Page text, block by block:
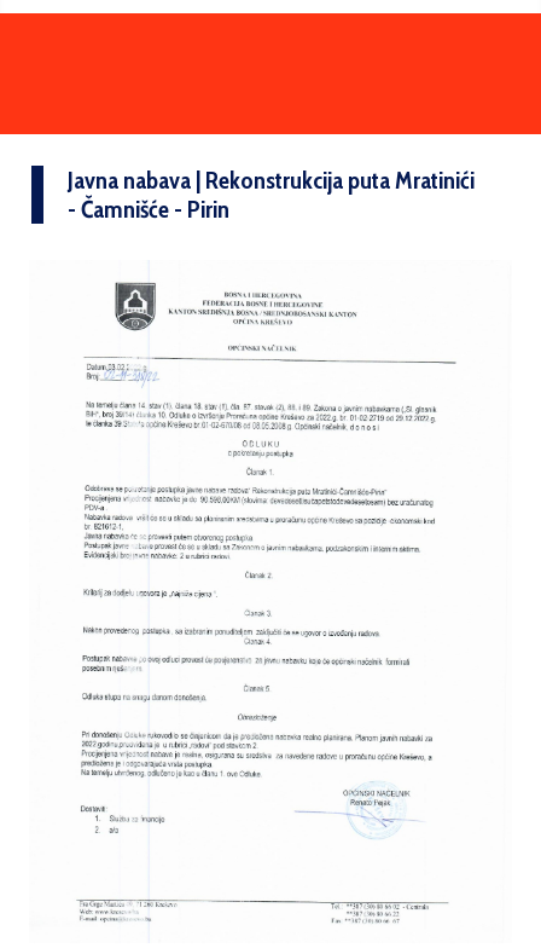
Javna nabava | Rekonstrukcija puta Mratinići
- Čamnišće - Pirin